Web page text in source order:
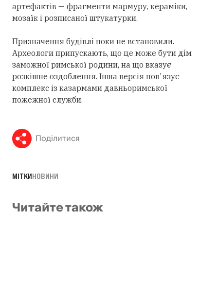
артефактів — фрагменти мармуру, кераміки,
мозаїк і розписаної штукатурки.
Призначення будівлі поки не встановили.
Археологи припускають, що це може бути дім
заможної римської родини, на що вказує
розкішне оздоблення. Інша версія пов'язує
комплекс із казармами давньоримської
пожежної служби.
Поділитися
МІТКИНОВИНИ
Читайте також